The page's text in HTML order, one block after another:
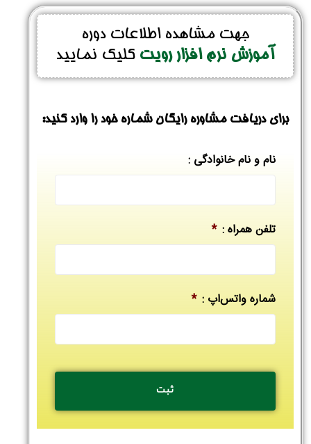
جهت مشاهده اطلاعات دوره
آموزش نرم افزار رویت کلیک نمایید
برای دریافت مشاوره رایگان شماره خود را وارد کنید:
نام و نام خانوادگی :
تلفن همراه : *
شماره واتس‌اپ : *